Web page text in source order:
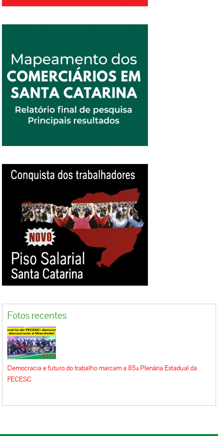
Fotos recentes
Democracia e futuro do trabalho marcam a 85ª Plenária Estadual da
FECESC